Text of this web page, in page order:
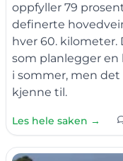
oppfyller 79
definerte
hver 60.
som planlegger
i sommer, men
kjenne til.
Les hele saken →